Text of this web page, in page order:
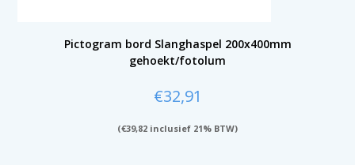
Pictogram bord Slanghaspel 200x400mm
gehoekt/fotolum
€32,91
(€39,82 inclusief 21% BTW)